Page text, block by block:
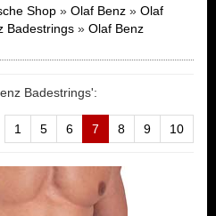
Shop » Olaf Benz » Olaf
Badestrings » Olaf Benz
Badestrings':
1 5 6 7 8 9 10